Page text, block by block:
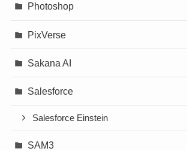
Photoshop
PixVerse
Sakana AI
Salesforce
Salesforce Einstein
SAM3